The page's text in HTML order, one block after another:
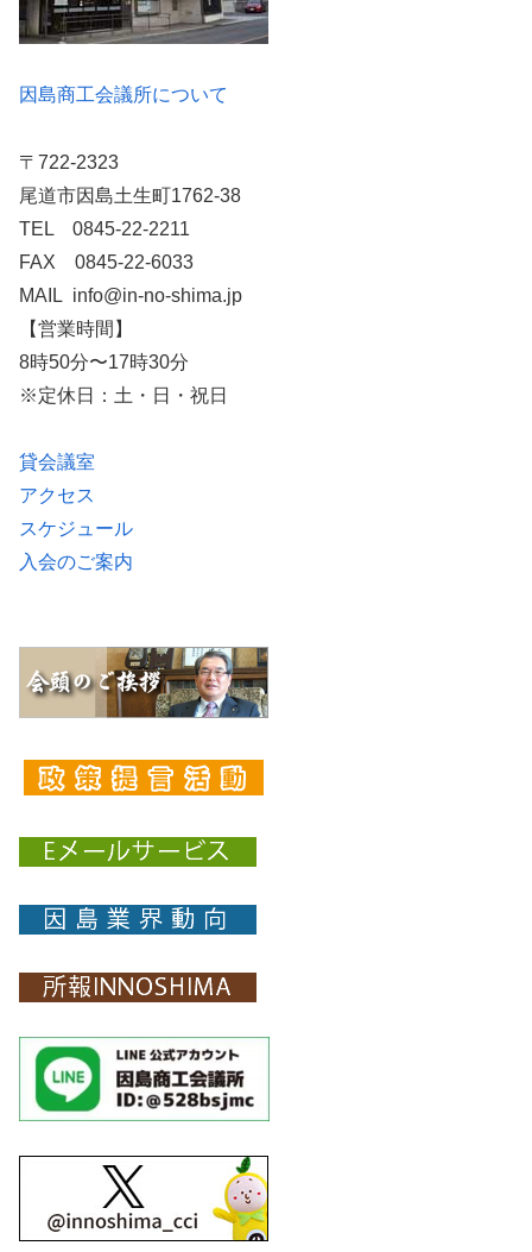
因島商工会議所について
〒722-2323
尾道市因島土生町1762-38
TEL 0845-22-2211
FAX 0845-22-6033
MAIL info@in-no-shima.jp
【営業時間】
8時50分〜17時30分
※定休日：土・日・祝日
貸会議室
アクセス
スケジュール
入会のご案内